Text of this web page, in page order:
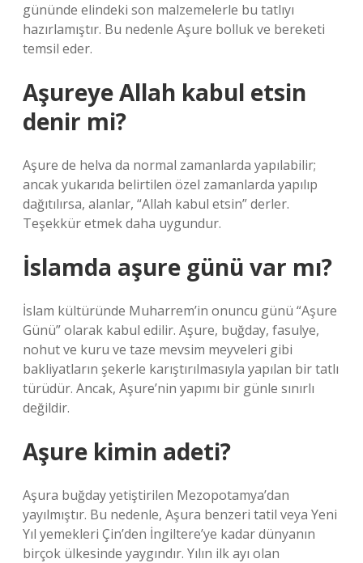
gününde elindeki son malzemelerle bu tatlıyı
hazırlamıştır. Bu nedenle Aşure bolluk ve bereketi
temsil eder.
Aşureye Allah kabul etsin
denir mi?
Aşure de helva da normal zamanlarda yapılabilir;
ancak yukarıda belirtilen özel zamanlarda yapılıp
dağıtılırsa, alanlar, “Allah kabul etsin” derler.
Teşekkür etmek daha uygundur.
İslamda aşure günü var mı?
İslam kültüründe Muharrem’in onuncu günü “Aşure
Günü” olarak kabul edilir. Aşure, buğday, fasulye,
nohut ve kuru ve taze mevsim meyveleri gibi
bakliyatların şekerle karıştırılmasıyla yapılan bir tatlı
türüdür. Ancak, Aşure’nin yapımı bir günle sınırlı
değildir.
Aşure kimin adeti?
Aşura buğday yetiştirilen Mezopotamya’dan
yayılmıştır. Bu nedenle, Aşura benzeri tatil veya Yeni
Yıl yemekleri Çin’den İngiltere’ye kadar dünyanın
birçok ülkesinde yaygındır. Yılın ilk ayı olan